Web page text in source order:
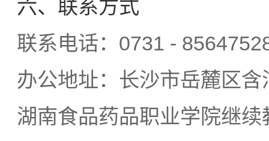
六、联系方式
联系电话：0731 -
办公地址：长沙市岳麓区
湖南食品药品职业学院继